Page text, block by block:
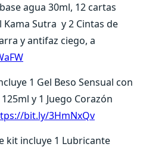
agua 30ml, 12 cartas
Sutra y 2 Cintas de
y antifaz ciego, a
1 Gel Beso Sensual con
y 1 Juego Corazón
bit.ly/3HmNxQv
kit incluye 1 Lubricante